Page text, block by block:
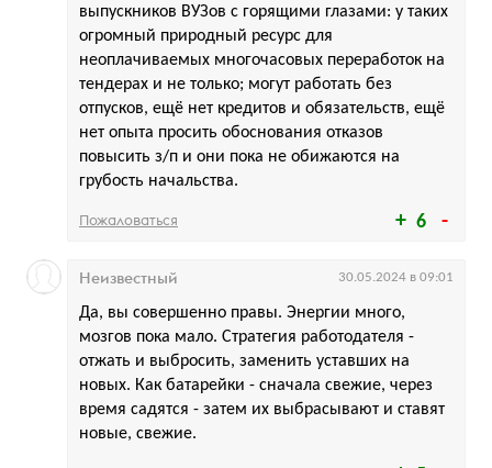
6
выпускников ВУЗов с горящими глазами: у таких
огромный природный ресурс для
неоплачиваемых многочасовых переработок на
тендерах и не только; могут работать без
отпусков, ещё нет кредитов и обязательств, ещё
нет опыта просить обоснования отказов
повысить з/п и они пока не обижаются на
грубость начальства.
Пожаловаться
Да, вы совершенно правы. Энергии много,
мозгов пока мало. Стратегия работодателя -
отжать и выбросить, заменить уставших на
новых. Как батарейки - сначала свежие, через
время садятся - затем их выбрасывают и ставят
новые, свежие.
Неизвестный 30.05.2024 в 09:01